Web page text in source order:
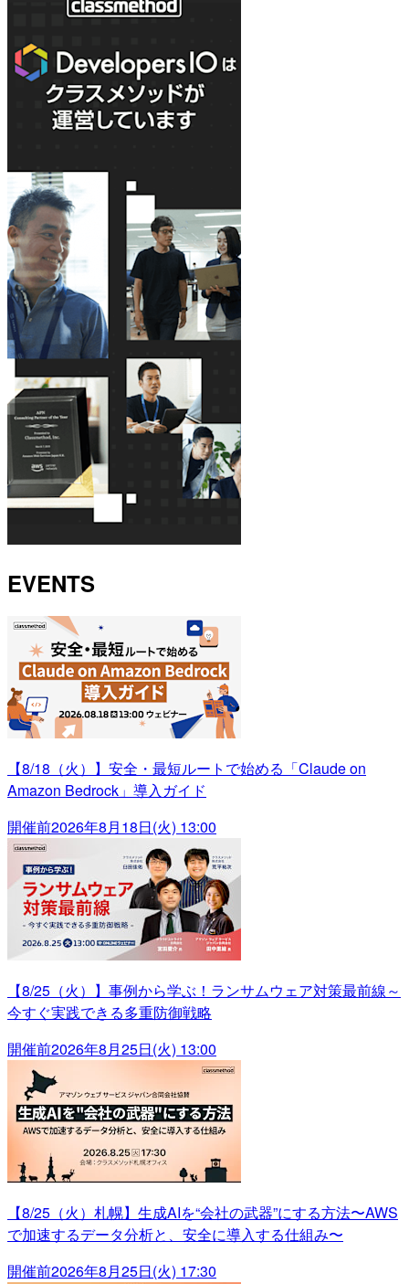
EVENTS
【8/18（火）】安全・最短ルートで始める「Claude on
Amazon Bedrock」導入ガイド
開催前2026年8月18日(火) 13:00
【8/25（火）】事例から学ぶ！ランサムウェア対策最前線～
今すぐ実践できる多重防御戦略
開催前2026年8月25日(火) 13:00
【8/25（火）札幌】生成AIを“会社の武器”にする方法〜AWS
で加速するデータ分析と、安全に導入する仕組み〜
開催前2026年8月25日(火) 17:30